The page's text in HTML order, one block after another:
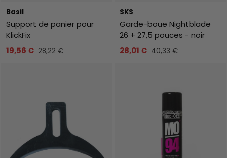
Basil
Support de panier pour
KlickFix
19,56 € 28,22 €
SKS
Garde-boue Nightblade
26 + 27,5 pouces - noir
28,01 € 40,33 €